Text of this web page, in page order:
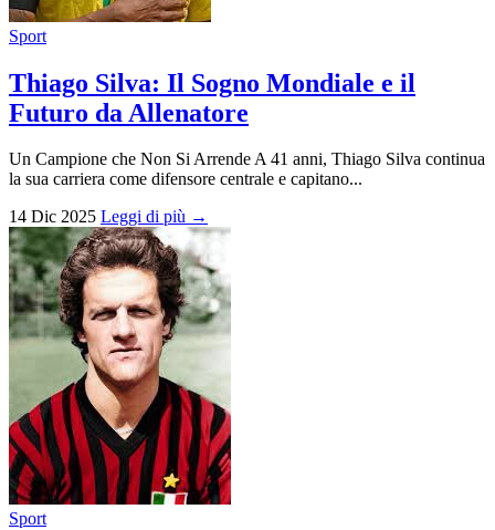
Sport
Thiago Silva: Il Sogno Mondiale e il
Futuro da Allenatore
Un Campione che Non Si Arrende A 41 anni, Thiago Silva continua
la sua carriera come difensore centrale e capitano...
14 Dic 2025 Leggi di più →
Sport